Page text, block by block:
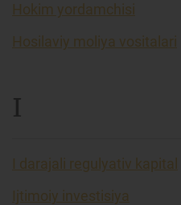
Hokim yordamchisi
Hosilaviy moliya vositalari
I
I darajali regulyativ kapital
Ijtimoiy investisiya